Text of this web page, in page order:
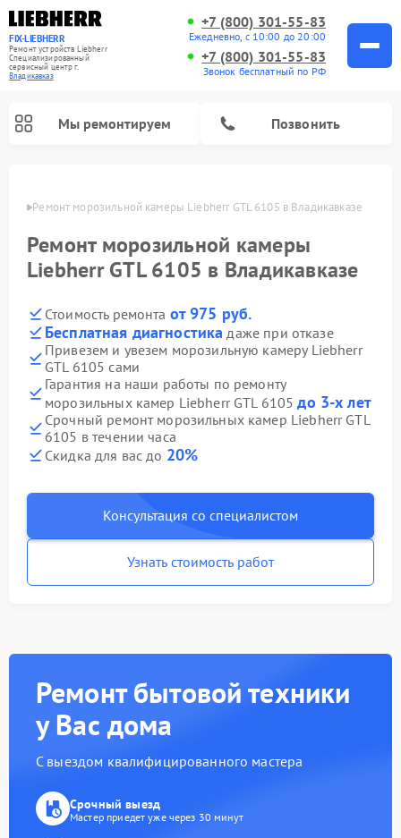
FIX-LIEBHERR
Ремонт устройств Liebherr
Специализированный
cервисный центр г.
Владикавказ
+7 (800) 301-55-83
Ежедневно, с 10:00 до 20:00
+7 (800) 301-55-83
Звонок бесплатный по РФ
Мы ремонтируем Позвонить
Ремонт морозильной камеры Liebherr GTL 6105 в Владикавказе
Ремонт морозильной камеры
Liebherr GTL 6105 в Владикавказе
Стоимость ремонта от 975 руб.
Бесплатная диагностика даже при отказе
Привезем и увезем морозильную камеру Liebherr
GTL 6105 сами
Гарантия на наши работы по ремонту
морозильных камер Liebherr GTL 6105до 3-х лет
Срочный ремонт морозильных камер Liebherr GTL
6105 в течении часа
Скидка для вас до 20%
Консультация со специалистом
Узнать стоимость работ
Ремонт бытовой техники
у Вас дома
С выездом квалифицированного мастера
Срочный выезд
Мастер приедет уже через 30 минут